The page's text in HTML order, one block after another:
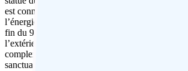
est connu pour ses sculptures érotiques liées au
l’énergie féminine.
fin du 9ème siècle et est richement sculpté à
l’extérieur (NB : les non-hindous sont autorisés
complexe du temple, mais ne sont pas autorisés
sanctuaire). A la fin des visites, retour à l’hôtel.